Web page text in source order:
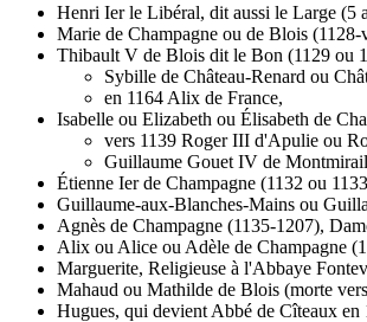
Henri Ier le Libéral, dit aussi le Large (5
Marie de Champagne ou de Blois
Thibault V de Blois dit le Bon (1129 ou
Sybille de Château-Renard ou
en 1164 Alix de France,
Isabelle ou Elizabeth ou Élisabeth de
vers 1139 Roger III d'Apulie ou
Guillaume Gouet IV de
Étienne Ier de Champagne (1132 ou
Guillaume-aux-Blanches-Mains ou
Agnès de Champagne (1135-1207),
Alix ou Alice ou Adèle de Champagne
Marguerite, Religieuse à l'Abbaye
Mahaud ou Mathilde de Blois (morte
Hugues, qui devient Abbé de Cîteaux en